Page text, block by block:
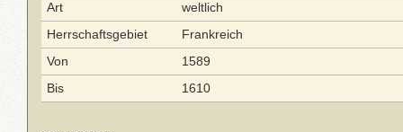
Art
weltlich
Herrschaftsgebiet
Frankreich
Von
1589
Bis
1610